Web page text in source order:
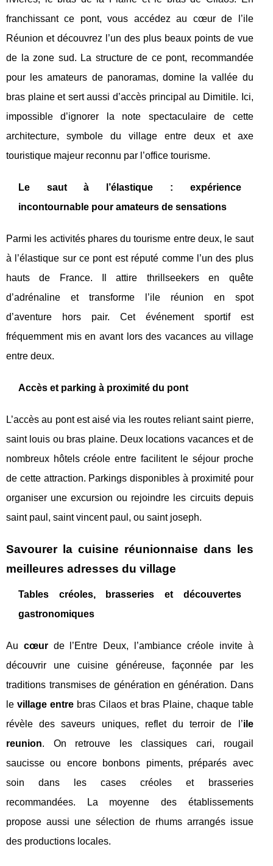
franchissant ce pont, vous accédez au cœur de l’ile
Réunion et découvrez l’un des plus beaux points de vue
de la zone sud. La structure de ce pont, recommandée
pour les amateurs de panoramas, domine la vallée du
bras plaine et sert aussi d’accès principal au Dimitile. Ici,
impossible d’ignorer la note spectaculaire de cette
architecture, symbole du village entre deux et axe
touristique majeur reconnu par l’office tourisme.
Le saut à l’élastique : expérience
incontournable pour amateurs de sensations
Parmi les activités phares du tourisme entre deux, le saut
à l’élastique sur ce pont est réputé comme l’un des plus
hauts de France. Il attire thrillseekers en quête
d’adrénaline et transforme l’ile réunion en spot
d’aventure hors pair. Cet événement sportif est
fréquemment mis en avant lors des vacances au village
entre deux.
Accès et parking à proximité du pont
L’accès au pont est aisé via les routes reliant saint pierre,
saint louis ou bras plaine. Deux locations vacances et de
nombreux hôtels créole entre facilitent le séjour proche
de cette attraction. Parkings disponibles à proximité pour
organiser une excursion ou rejoindre les circuits depuis
saint paul, saint vincent paul, ou saint joseph.
Savourer la cuisine réunionnaise dans les
meilleures adresses du village
Tables créoles, brasseries et découvertes
gastronomiques
Au cœurde l’Entre Deux, l’ambiance créole invite à
découvrir une cuisine généreuse, façonnée par les
traditions transmises de génération en génération. Dans
levillage entre bras Cilaos et bras Plaine, chaque table
révèle des saveurs uniques, reflet du terroir de l’ile
reunion. On retrouve les classiques cari, rougail
saucisse ou encore bonbons piments, préparés avec
soin dans les cases créoles et brasseries
recommandées. La moyenne des établissements
propose aussi une sélection de rhums arrangés issue
des productions locales.